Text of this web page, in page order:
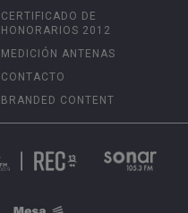
CERTIFICADO DE
HONORARIOS 2012
MEDICIÓN ANTENAS
CONTACTO
BRANDED CONTENT